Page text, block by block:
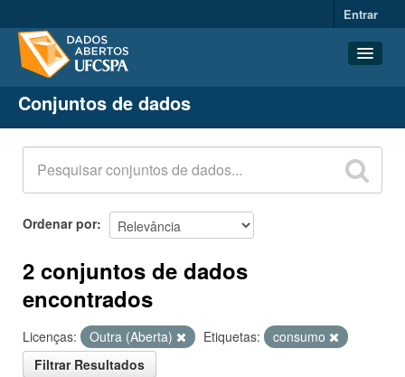
Entrar
Conjuntos de dados
Organizações
Grupos
Sobre
Conjuntos de dados
Ordenar por
2 conjuntos de dados
encontrados
Licenças: Outra (Aberta) Etiquetas:
consumo
Filtrar Resultados